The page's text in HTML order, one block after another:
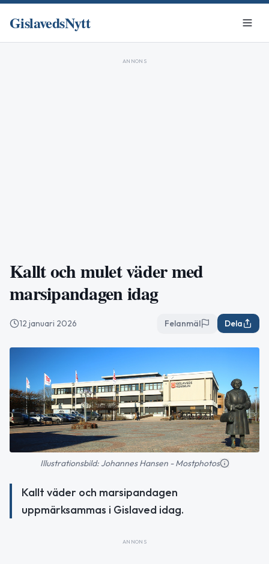
GislavedsNytt
ANNONS
Kallt och mulet väder med
marsipandagen idag
12 januari 2026 Felanmäl Dela
Illustrationsbild: Johannes Hansen - Mostphotos
Kallt väder och marsipandagen
uppmärksammas i Gislaved idag.
ANNONS